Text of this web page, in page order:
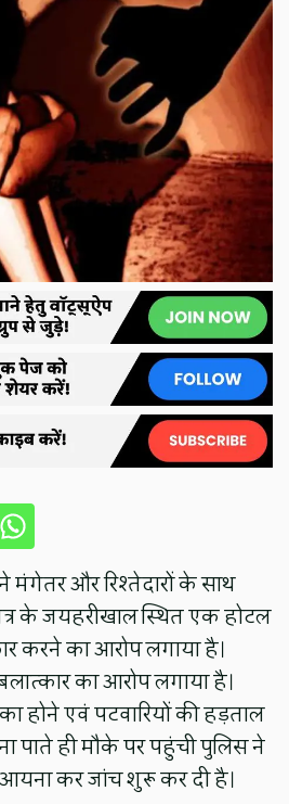
मंगेतर और रिश्तेदारों के साथ
के जयहरीखाल स्थित एक होटल
करने का आरोप लगाया है।
का आरोप लगाया है।
होने एवं पटवारियों की हड़ताल
पाते ही मौके पर पहुंची पुलिस ने
कर जांच शुरू कर दी है।